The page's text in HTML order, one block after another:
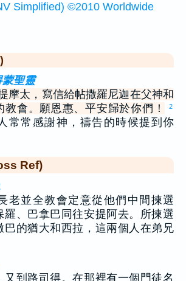
Simplified) ©2010 Worldwide
聖靈
摩太，寫信給帖撒羅尼迦在父神和
教會。願恩惠、平安歸於你們！
2
常常感謝神，禱告的時候提到你
Ref)
老並全教會定意從他們中間揀選
羅、巴拿巴同往安提阿去。所揀選
巴的猶大和西拉，這兩個人在弟兄
又到路司得。在那裡有一個門徒名